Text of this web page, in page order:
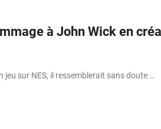
à John Wick en
jeu sur NES, il ressemblerait sans doute …